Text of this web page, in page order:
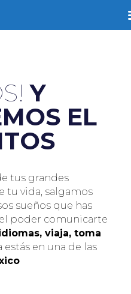
Y
EL
tus grandes
tu vida, salgamos
sueños que has
poder comunicarte
viaja, toma
estás en una de las